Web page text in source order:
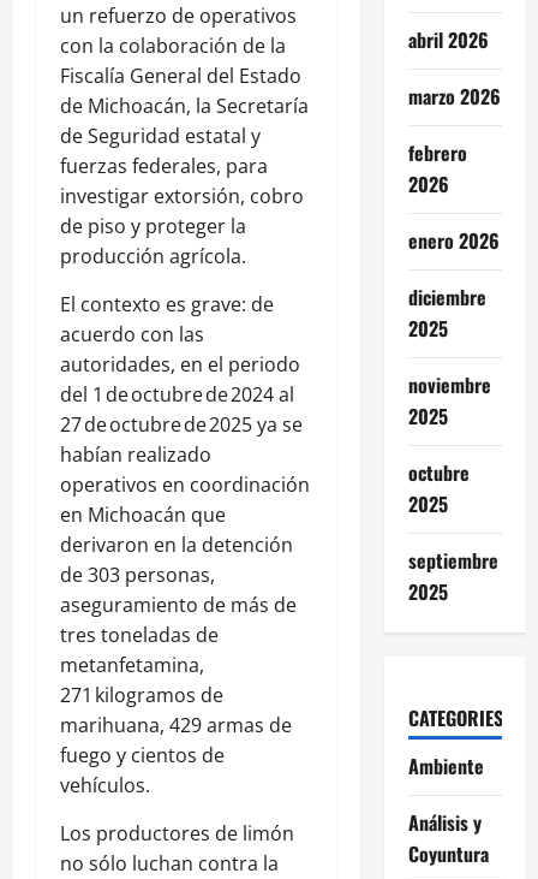
un refuerzo de operativos
con la colaboración de la
Fiscalía General del Estado
de Michoacán, la Secretaría
de Seguridad estatal y
fuerzas federales, para
investigar extorsión, cobro
de piso y proteger la
producción agrícola.
El contexto es grave: de
acuerdo con las
autoridades, en el periodo
del 1 de octubre de 2024 al
27 de octubre de 2025 ya se
habían realizado
operativos en coordinación
en Michoacán que
derivaron en la detención
de 303 personas,
aseguramiento de más de
tres toneladas de
metanfetamina,
271 kilogramos de
marihuana, 429 armas de
fuego y cientos de
vehículos.
Los productores de limón
no sólo luchan contra la
abril 2026
marzo 2026
febrero
2026
enero 2026
diciembre
2025
noviembre
2025
octubre
2025
septiembre
2025
CATEGORIES
Ambiente
Análisis y
Coyuntura